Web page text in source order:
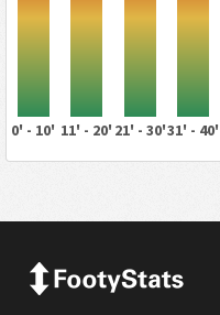
0' - 10' 11' - 20' 21' - 30'31' - 40'